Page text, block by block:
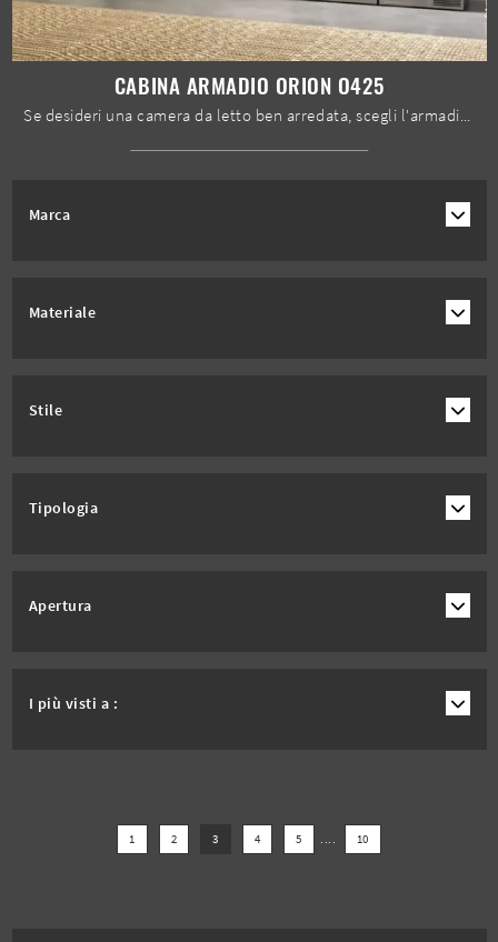
Marca
Materiale
Stile
Tipologia
Apertura
I più visti a :
CABINA ARMADIO ORION O425
1 2 3 4 5 10